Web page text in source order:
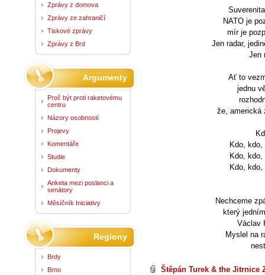
NATO je
mír je
Jen radar,
Jen
Ať to
jednu
že, americká
Kdo,
Kdo,
Kdo,
Nechceme
který
Václav
Myslel na
Štěpán Turek & the Jitrnice
Zprávy z domova
Zprávy ze zahraničí
Tiskové zprávy
Zprávy z Brd
Argumenty
Proč být proti raketovému
centru
Názory osobností
Projevy
Komentáře
Studie
Dokumenty
Anketa mezi poslanci a
senátory
Měsíčník Iniciativy
Regiony
Brdy
Brno